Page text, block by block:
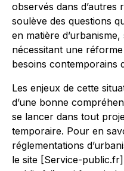
observés dans
soulève des questions
en matière
nécessitant une
besoins contemporains
Les enjeux de cette
d’une bonne
se lancer dans tout
temporaire. Pour en
réglementations
le site [Service-